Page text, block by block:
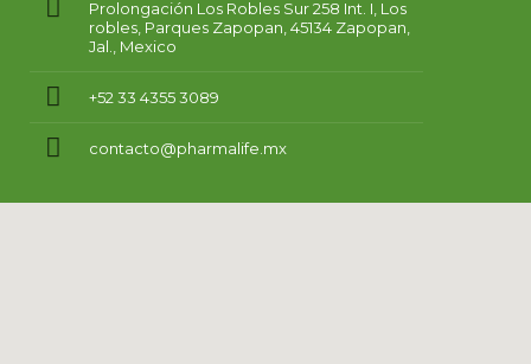
Prolongación Los Robles Sur 258 Int. I, Los
robles, Parques Zapopan, 45134 Zapopan,
Jal., Mexico
+52 33 4355 3089
contacto@pharmalife.mx